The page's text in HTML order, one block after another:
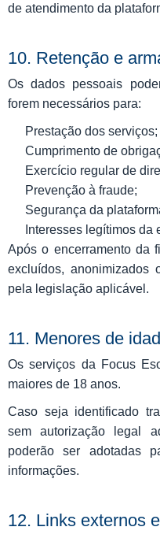
de atendimento da
10. Retenção e
Os dados pessoais
forem necessários para:
Prestação dos serviços;
Cumprimento de
Exercício regular de
Prevenção à fraude;
Segurança da
Interesses legítimos da
Após o encerramento da
excluídos, anonimizados
pela legislação aplicável.
11. Menores de
Os serviços da Focus
maiores de 18 anos.
Caso seja identificado
sem autorização legal
poderão ser adotadas
informações.
12. Links externos